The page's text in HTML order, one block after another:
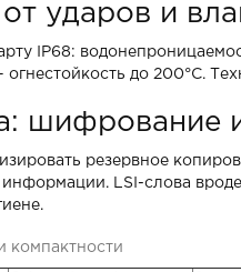
ударов и
IP68:
до 200°C.
шифрование
резервное
LSI-слова
компактности